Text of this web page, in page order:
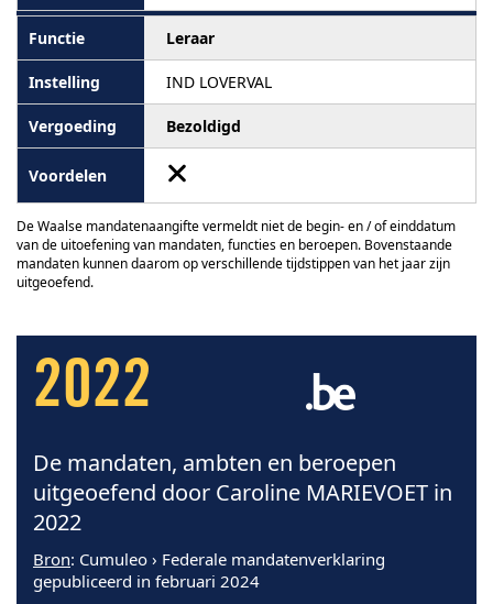
Leraar
IND LOVERVAL
Bezoldigd
De Waalse mandatenaangifte vermeldt niet de begin- en / of einddatum
van de uitoefening van mandaten, functies en beroepen. Bovenstaande
mandaten kunnen daarom op verschillende tijdstippen van het jaar zijn
uitgeoefend.
2022
De mandaten, ambten en beroepen
uitgeoefend door Caroline MARIEVOET in
2022
Bron: Cumuleo › Federale mandatenverklaring
gepubliceerd in februari 2024